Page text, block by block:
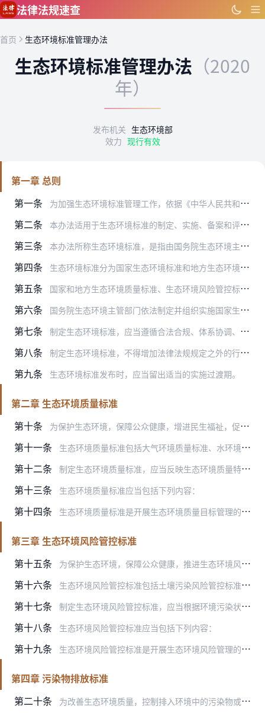
跳到主要内容
法律法规速查
首页 生态环境标准管理办法
生态环境标准管理办法 （2020
年）
发布机关 生态环境部
效力 现行有效
第一章 总则
第一条
为加强生态环境标准管理工作，依据《中华人民共和国环境保护法》、《中华人民共和国标准化法》等法律法规，制定本办法。
第二条 本办法适用于生态环境标准的制定、实施、备案和评估。
第三条 本办法所称生态环境标准，是指由国务院生态环境主管部门和省级人民政府依法制定的生态环境保护工作中需要统一的各项技术要求。
第四条 生态环境标准分为国家生态环境标准和地方生态环境标准。
第五条 国家和地方生态环境质量标准、生态环境风险管控标准、污染物排放标准和法律法规规定强制执行的其他生态环境标准，以强制性标准的形式发布。法律法规未规定强制执行的国家和…
第六条 国务院生态环境主管部门依法制定并组织实施国家生态环境标准，评估国家生态环境标准实施情况，开展地方生态环境标准备案，指导地方生态环境标准管理工作。
第七条 制定生态环境标准，应当遵循合法合规、体系协调、科学可行、程序规范等原则。
第八条 制定生态环境标准，不得增加法律法规规定之外的行政权力事项或者减少法定职责；不得设定行政许可、行政处罚、行政强制等事项，增加办理行政许可事项的条件，规定出具循环证…
第九条 生态环境标准发布时，应当留出适当的实施过渡期。
第二章 生态环境质量标准
第十条
为保护生态环境，保障公众健康，增进民生福祉，促进经济社会可持续发展，限制环境中有害物质和因素，制定生态环境质量标准。
第十一条 生态环境质量标准包括大气环境质量标准、水环境质量标准、海洋环境质量标准、声环境质量标准、核与辐射安全基本标准。
第十二条 制定生态环境质量标准，应当反映生态环境质量特征，以生态环境基准研究成果为依据，与经济社会发展和公众生态环境质量需求相适应，科学合理确定生态环境保护目标。
第十三条 生态环境质量标准应当包括下列内容：
第十四条 生态环境质量标准是开展生态环境质量目标管理的技术依据，由生态环境主管部门统一组织实施。
第三章 生态环境风险管控标准
第十五条
为保护生态环境，保障公众健康，推进生态环境风险筛查与分类管理，维护生态环境安全，控制生态环境中的有害物质和因素，制定生态环境风险管控标准。
第十六条 生态环境风险管控标准包括土壤污染风险管控标准以及法律法规规定的其他环境风险管控标准。
第十七条 制定生态环境风险管控标准，应当根据环境污染状况、公众健康风险、生态环境风险、环境背景值和生态环境基准研究成果等因素，区分不同保护对象和用途功能，科学合理确定风险…
第十八条 生态环境风险管控标准应当包括下列内容：
第十九条 生态环境风险管控标准是开展生态环境风险管理的技术依据。
第四章 污染物排放标准
第二十条
为改善生态环境质量，控制排入环境中的污染物或者其他有害因素，根据生态环境质量标准和经济、技术条件，制定污染物排放标准。